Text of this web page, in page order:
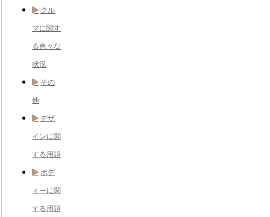
クル
マに関す
る色々な
状況
その
他
デザ
インに関
する用語
ボデ
ィーに関
する用語